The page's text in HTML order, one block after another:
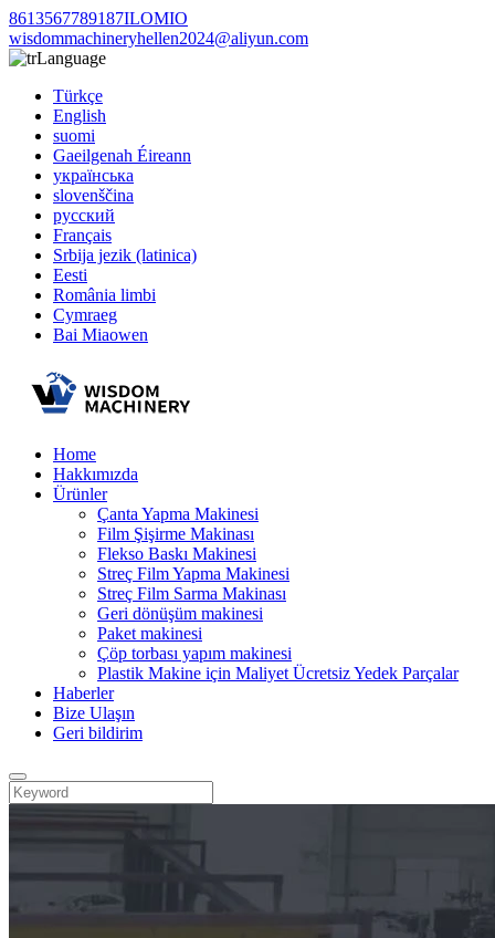
8613567789187ILOMIO
wisdommachineryhellen2024@aliyun.com
Language
Türkçe
English
suomi
Gaeilgenah Éireann
українська
slovenščina
русский
Français
Srbija jezik (latinica)
Eesti
România limbi
Cymraeg
Bai Miaowen
Home
Hakkımızda
Ürünler
Çanta Yapma Makinesi
Film Şişirme Makinası
Flekso Baskı Makinesi
Streç Film Yapma Makinesi
Streç Film Sarma Makinası
Geri dönüşüm makinesi
Paket makinesi
Çöp torbası yapım makinesi
Plastik Makine için Maliyet Ücretsiz Yedek Parçalar
Haberler
Bize Ulaşın
Geri bildirim